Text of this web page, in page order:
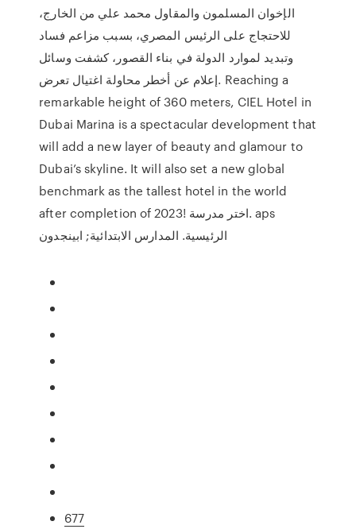
الإخوان المسلمون والمقاول محمد علي من الخارج،
للاحتجاج على الرئيس المصري، بسبب مزاعم فساد
وتبديد لموارد الدولة في بناء القصور، كشفت وسائل
إعلام عن أخطر محاولة اغتيال تعرض. Reaching a
remarkable height of 360 meters, CIEL Hotel in
Dubai Marina is a spectacular development that
will add a new layer of beauty and glamour to
Dubai’s skyline. It will also set a new global
benchmark as the tallest hotel in the world
after completion of 2023! اختر مدرسة. aps
الرئيسية. المدارس الابتدائية; ابينجدون
677